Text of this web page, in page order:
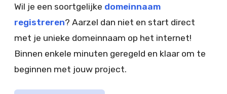
Wil je een soortgelijke domeinnaam
registreren? Aarzel dan niet en start direct
met je unieke domeinnaam op het internet!
Binnen enkele minuten geregeld en klaar om te
beginnen met jouw project.